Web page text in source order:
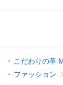
こだわりの革
ファッション